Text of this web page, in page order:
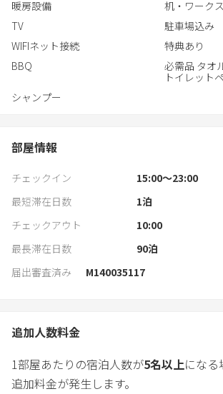
暖房設備
机・ワーク
TV
駐車場込み
WIFIネット接続
特典あり
BBQ
必需品 タオ
トイレット
シャンプー
部屋情報
チェックイン
15:00〜23:00
最短滞在日数
1泊
チェックアウト
10:00
最長滞在日数
90泊
届出審査済み
M140035117
追加人数料金
1部屋あたりの宿泊人数が5名以上にな
追加料金が発生します。